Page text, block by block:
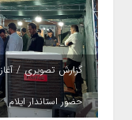
گزارش تصویری /
حضور استاندار ایلام